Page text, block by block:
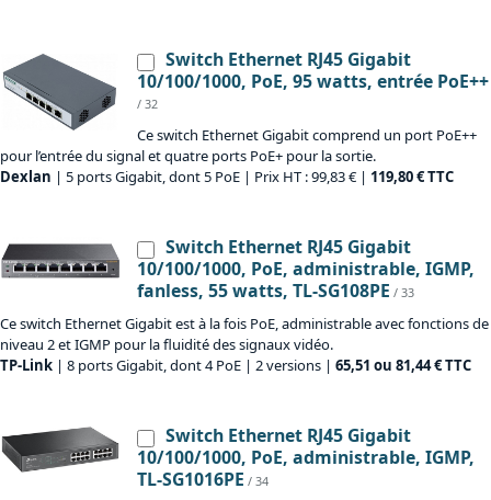
Switch Ethernet RJ45 Gigabit
10/100/1000, PoE, 95 watts, entrée PoE++
/ 32
Ce switch Ethernet Gigabit comprend un port PoE++
pour l’entrée du signal et quatre ports PoE+ pour la sortie.
Dexlan | 5 ports Gigabit, dont 5 PoE | Prix HT : 99,83 € | 119,80 € TTC
Switch Ethernet RJ45 Gigabit
10/100/1000, PoE, administrable, IGMP,
fanless, 55 watts, TL-SG108PE / 33
Ce switch Ethernet Gigabit est à la fois PoE, administrable avec fonctions de
niveau 2 et IGMP pour la fluidité des signaux vidéo.
TP-Link | 8 ports Gigabit, dont 4 PoE | 2 versions | 65,51 ou 81,44 € TTC
Switch Ethernet RJ45 Gigabit
10/100/1000, PoE, administrable, IGMP,
TL-SG1016PE / 34